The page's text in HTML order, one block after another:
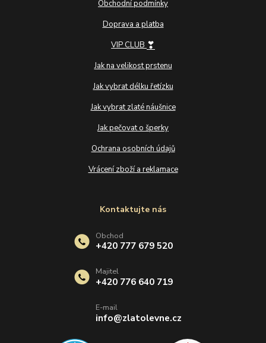
Obchodní podmínky
Doprava a platba
VIP CLUB ❣
Jak na velikost prstenu
Jak vybrat délku řetízku
Jak vybrat zlaté náušnice
Jak pečovat o šperky
Ochrana osobních údajů
Vrácení zboží a reklamace
Kontaktujte nás
Obchod
+420 777 679 520
Majitel
+420 776 640 719
E-mail
info@zlatolevne.cz